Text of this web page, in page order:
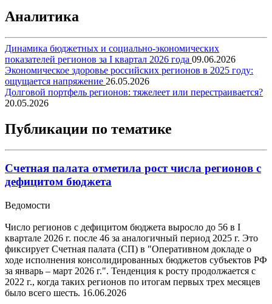
Аналитика
Динамика бюджетных и социально-экономических
показателей регионов за I квартал 2026 года 09.06.2026
Экономическое здоровье российских регионов в 2025 году:
ощущается напряжение 26.05.2026
Долговой портфель регионов: тяжелеет или перестраивается?
20.05.2026
Публикации по тематике
Счетная палата отметила рост числа регионов с
дефицитом бюджета
Ведомости
Число регионов с дефицитом бюджета выросло до 56 в I
квартале 2026 г. после 46 за аналогичный период 2025 г. Это
фиксирует Счетная палата (СП) в "Оперативном докладе о
ходе исполнения консолидированных бюджетов субъектов РФ
за январь – март 2026 г.". Тенденция к росту продолжается с
2022 г., когда таких регионов по итогам первых трех месяцев
было всего шесть. 16.06.2026